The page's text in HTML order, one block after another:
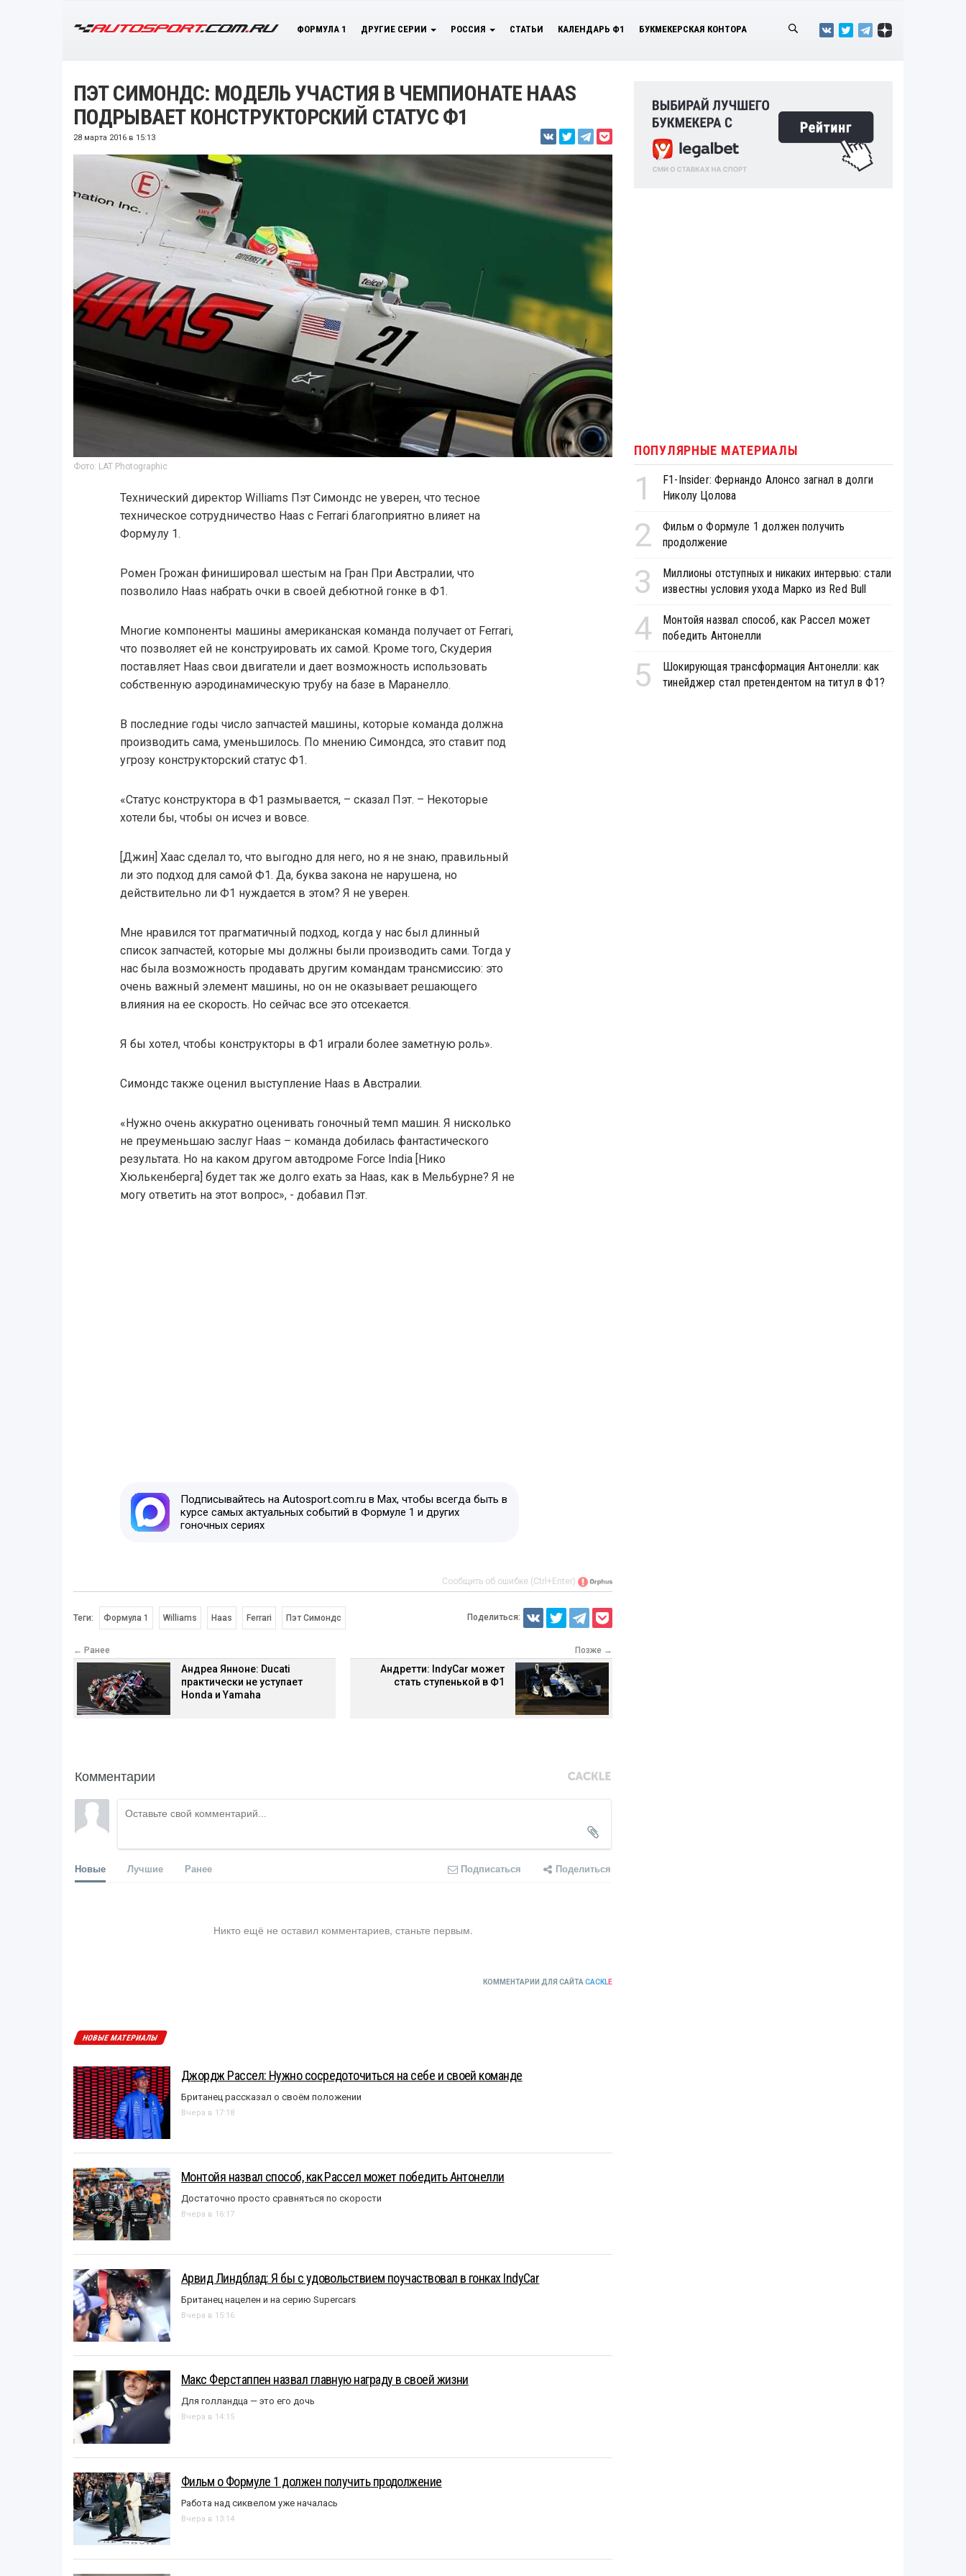
ФОРМУЛА 1 ДРУГИЕ СЕРИИ РОССИЯ СТАТЬИ КАЛЕНДАРЬ Ф1 БУКМЕКЕРСКАЯ КОНТОРА
ПЭТ СИМОНДС: МОДЕЛЬ УЧАСТИЯ В ЧЕМПИОНАТЕ HAAS
ПОДРЫВАЕТ КОНСТРУКТОРСКИЙ СТАТУС Ф1
28 марта 2016 в 15:13
Фото: LAT Photographic
Технический директор Williams Пэт Симондс не уверен, что тесное
техническое сотрудничество Haas с Ferrari благоприятно влияет на
Формулу 1.
Ромен Грожан финишировал шестым на Гран При Австралии, что
позволило Haas набрать очки в своей дебютной гонке в Ф1.
Многие компоненты машины американская команда получает от Ferrari,
что позволяет ей не конструировать их самой. Кроме того, Скудерия
поставляет Haas свои двигатели и дает возможность использовать
собственную аэродинамическую трубу на базе в Маранелло.
В последние годы число запчастей машины, которые команда должна
производить сама, уменьшилось. По мнению Симондса, это ставит под
угрозу конструкторский статус Ф1.
«Статус конструктора в Ф1 размывается, – сказал Пэт. – Некоторые
хотели бы, чтобы он исчез и вовсе.
[Джин] Хаас сделал то, что выгодно для него, но я не знаю, правильный
ли это подход для самой Ф1. Да, буква закона не нарушена, но
действительно ли Ф1 нуждается в этом? Я не уверен.
Мне нравился тот прагматичный подход, когда у нас был длинный
список запчастей, которые мы должны были производить сами. Тогда у
нас была возможность продавать другим командам трансмиссию: это
очень важный элемент машины, но он не оказывает решающего
влияния на ее скорость. Но сейчас все это отсекается.
Я бы хотел, чтобы конструкторы в Ф1 играли более заметную роль».
Симондс также оценил выступление Haas в Австралии.
«Нужно очень аккуратно оценивать гоночный темп машин. Я нисколько
не преуменьшаю заслуг Haas – команда добилась фантастического
результата. Но на каком другом автодроме Force India [Нико
Хюлькенберга] будет так же долго ехать за Haas, как в Мельбурне? Я не
могу ответить на этот вопрос», - добавил Пэт.
Подписывайтесь на Autosport.com.ru в Max, чтобы всегда быть в
курсе самых актуальных событий в Формуле 1 и других
гоночных сериях
Сообщить об ошибке (Ctrl+Enter)
Теги: Формула 1 Williams Haas Ferrari Пэт Симондс Поделиться:
← Ранее
Андреа Янноне: Ducati
практически не уступает
Honda и Yamaha
Позже →
Андретти: IndyCar может
стать ступенькой в Ф1
Комментарии
Новые Лучшие Ранее Подписаться Поделиться
Никто ещё не оставил комментариев, станьте первым.
КОММЕНТАРИИ ДЛЯ САЙТА CACKLE
НОВЫЕ МАТЕРИАЛЫ
Джордж Рассел: Нужно сосредоточиться на себе и своей команде
Британец рассказал о своём положении
Вчера в 17:18
Монтойя назвал способ, как Рассел может победить Антонелли
Достаточно просто сравняться по скорости
Вчера в 16:17
Арвид Линдблад: Я бы с удовольствием поучаствовал в гонках IndyCar
Британец нацелен и на серию Supercars
Вчера в 15:16
Макс Ферстаппен назвал главную награду в своей жизни
Для голландца — это его дочь
Вчера в 14:15
Фильм о Формуле 1 должен получить продолжение
Работа над сиквелом уже началась
Вчера в 13:14
ПОПУЛЯРНЫЕ МАТЕРИАЛЫ
1
F1-Insider: Фернандо Алонсо загнал в долги
Николу Цолова
2
Фильм о Формуле 1 должен получить
продолжение
3
Миллионы отступных и никаких интервью: стали
известны условия ухода Марко из Red Bull
4
Монтойя назвал способ, как Рассел может
победить Антонелли
5
Шокирующая трансформация Антонелли: как
тинейджер стал претендентом на титул в Ф1?